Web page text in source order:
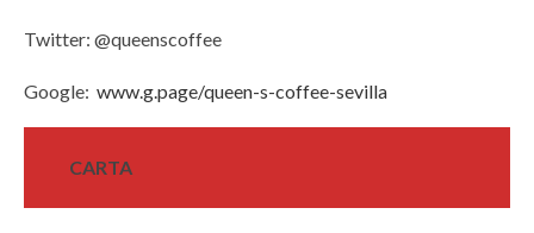
Twitter: @queenscoffee
Google: www.g.page/queen-s-coffee-sevilla
CARTA